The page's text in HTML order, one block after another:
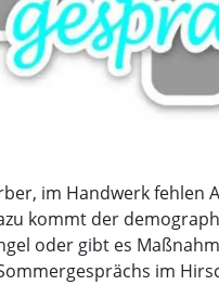
im Handwerk
kommt der
oder gibt es
im